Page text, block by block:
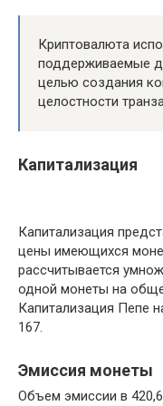
Криптовалюта
поддерживаемые
целью создания
целостности
Капитализация
Капитализация
цены имеющихся
рассчитывается
одной монеты на
Капитализация Пепе
167.
Эмиссия монеты
Объем эмиссии в